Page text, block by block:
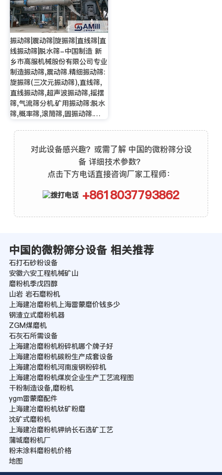
振动筛|震动筛|旋振筛|直线筛|直
线振动筛|脱水筛-中国制造 新
乡市高服机械股份有限公司专业
制造振动筛,震动筛.精细振动筛:
旋振筛(三次元振动筛),直线筛,
直线振动筛,超声波振动筛,摇摆
筛,气流筛分机.矿用振动筛:脱水
筛,概率筛,滚筒筛,圆振动筛.…
对此设备感兴趣？或需了解 中国的微粉筛分设
备 详细技术参数？
点击下方电话直接咨询厂家工程师：
+8618037793862
中国的微粉筛分设备 相关推荐
石打石砂粉设备
安徽六安工程机械矿山
磨粉机季戊四醇
山岩 岩石磨粉机
上海建冶磨粉机上海雷蒙磨价钱多少
钢渣立式磨粉机器
ZGM煤磨机
石灰石所需设备
上海建冶磨粉机粉碎机哪个牌子好
上海建冶磨粉机碳粉生产成套设备
上海建冶磨粉机河南废钢粉碎机
上海建冶磨粉机煤炭企业生产工艺流程图
干粉制造设备,磨粉机
ygm雷蒙磨配件
上海建冶磨粉机钛矿粉磨
沈矿式磨粉机
上海建冶磨粉机钾纳长石选矿工艺
蒲城磨粉机厂
粉末涂料磨粉机价格
地图